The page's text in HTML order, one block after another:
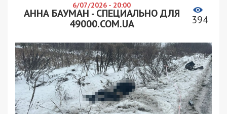
6/07/2026 - 20:00
АННА БАУМАН - СПЕЦИАЛЬНО ДЛЯ
49000.COM.UA
394